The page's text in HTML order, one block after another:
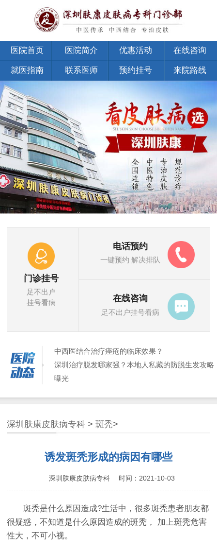
医院首页 医院简介 优惠活动 在线咨询
就医指南 联系医师 预约挂号 来院路线
门诊挂号
足不出户
挂号看病
电话预约
一键预约 解决排队
在线咨询
足不出户挂号看病
中西医结合治疗痤疮的临床效果？
深圳治疗脱发哪家强？本地人私藏的防脱生发攻略
曝光
脸上长小颗粒都是痘痘？汗管瘤症状鉴别
深圳腋臭根治不复发，三甲名医亲诊，这个夏天不
深圳肤康皮肤病专科 > 斑秃>
诱发斑秃形成的病因有哪些
深圳肤康皮肤病专科 时间：2021-10-03
斑秃是什么原因造成?生活中，很多斑秃患者朋友都
很疑惑，不知道是什么原因造成的斑秃， 加上斑秃危害
性大，不可小视。